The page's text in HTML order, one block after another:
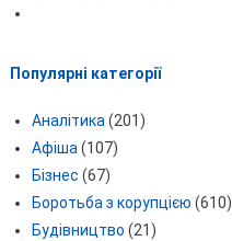
Популярні категорії
Аналітика(201)
Афіша(107)
Бізнес (67)
Боротьба з корупцією (610)
Будівництво (21)